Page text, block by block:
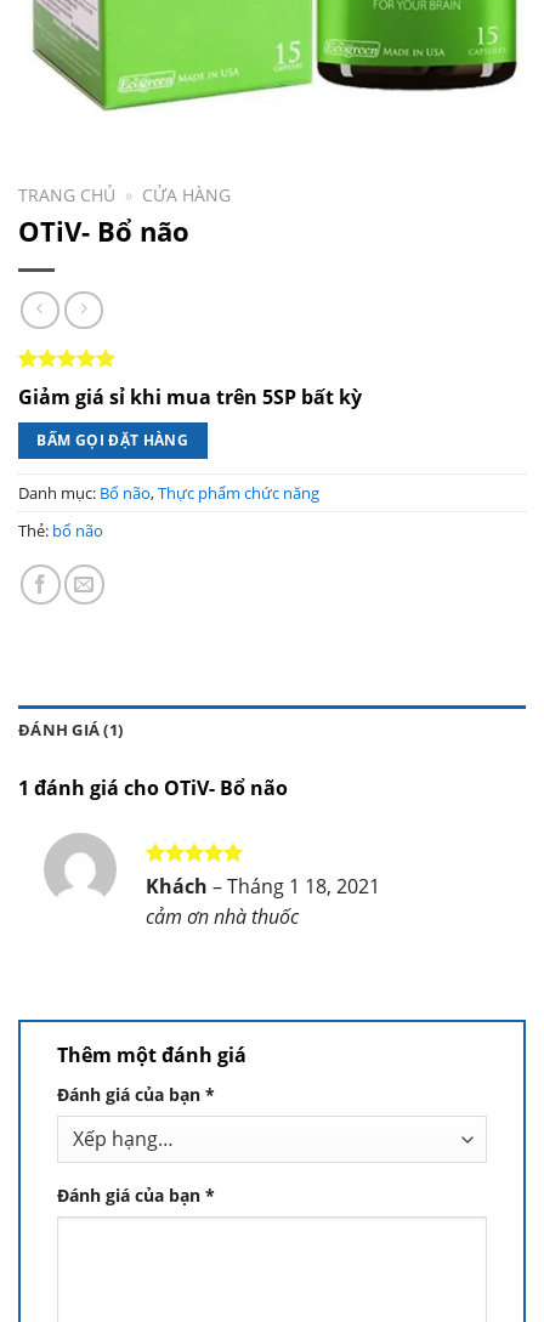
TRANG CHỦ » CỬA HÀNG
OTiV- Bổ não
5.00
trên 5
dựa trên
1
đánh giá
Giảm giá sỉ khi mua trên 5SP bất kỳ
BẤM GỌI ĐẶT HÀNG
Danh mục: Bổ não,Thực phẩm chức năng
Thẻ: bổ não
ĐÁNH GIÁ (1)
1 đánh giá cho OTiV- Bổ não
Được xếp
sao
Khách –Tháng 1 18, 2021
cảm ơn nhà thuốc
Thêm một đánh giá
Đánh giá của bạn *
Đánh giá của bạn *